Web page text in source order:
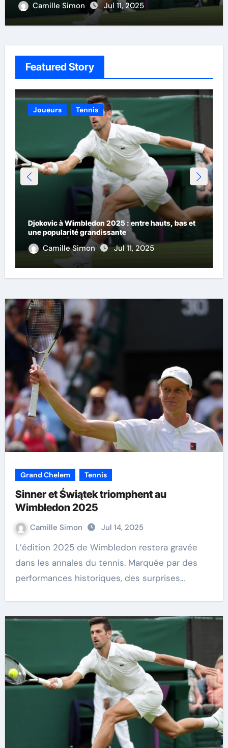
Camille Simon Jul 11, 2025
Featured Story
Joueurs Sports - Général
La progression d’Alcaraz sur gazon : prudence et
admiration
Camille Simon Jul 9, 2025
Grand Chelem Tennis
Sinner et Świątek triomphent au
Wimbledon 2025
Camille Simon Jul 14, 2025
L’édition 2025 de Wimbledon restera gravée
dans les annales du tennis. Marquée par des
performances historiques, des surprises…